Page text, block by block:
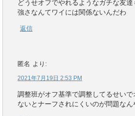
どうせオフでやれるようなガチな友
強さなんてワイには関係ないんだわ
返信
匿名 より:
2021年7月19日 2:53 PM
調整班がオフ基準で調整してるせい
ないとナーフされにくいのが問題なん